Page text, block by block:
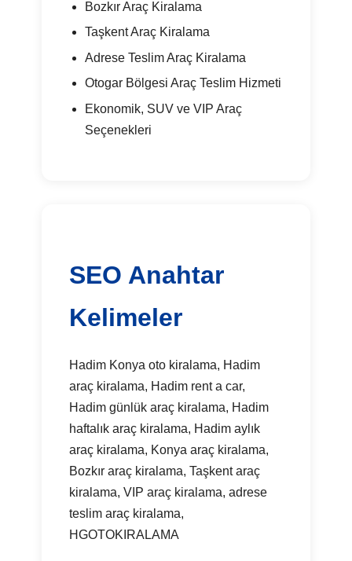
Bozkır Araç Kiralama
Taşkent Araç Kiralama
Adrese Teslim Araç Kiralama
Otogar Bölgesi Araç Teslim Hizmeti
Ekonomik, SUV ve VIP Araç
Seçenekleri
SEO Anahtar
Kelimeler
Hadim Konya oto kiralama, Hadim
araç kiralama, Hadim rent a car,
Hadim günlük araç kiralama, Hadim
haftalık araç kiralama, Hadim aylık
araç kiralama, Konya araç kiralama,
Bozkır araç kiralama, Taşkent araç
kiralama, VIP araç kiralama, adrese
teslim araç kiralama,
HGOTOKIRALAMA